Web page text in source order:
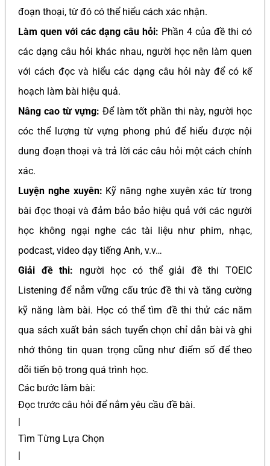
đoạn thoại, từ đó có thể hiểu cách xác nhận.
Làm quen với các dạng câu hỏi: Phần 4 của đề thi có
các dạng câu hỏi khác nhau, người học nên làm quen
với cách đọc và hiểu các dạng câu hỏi này để có kế
hoạch làm bài hiệu quả.
Nâng cao từ vựng: Để làm tốt phần thi này, người học
cóc thể lượng từ vựng phong phú để hiểu được nội
dung đoạn thoại và trả lời các câu hỏi một cách chính
xác.
Luyện nghe xuyên: Kỹ năng nghe xuyên xác từ trong
bài đọc thoại và đảm bảo bảo hiệu quả với các người
học không ngại nghe các tài liệu như phim, nhạc,
podcast, video dạy tiếng Anh, v.v…
Giải đề thi: người học có thể giải đề thi TOEIC
Listening để nắm vững cấu trúc đề thi và tăng cường
kỹ năng làm bài. Học có thể tìm đề thi thử các năm
qua sách xuất bản sách tuyển chọn chỉ dẫn bài và ghi
nhớ thông tin quan trọng cũng như điểm số để theo
dõi tiến bộ trong quá trình học.
Các bước làm bài:
Đọc trước câu hỏi để nắm yêu cầu đề bài.
Tìm Từng Lựa Chọn